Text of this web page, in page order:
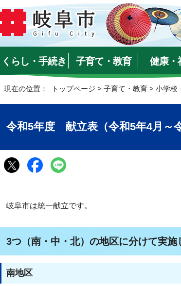
くらし・手続き 子育て・教育 健康・
現在の位置： トップページ > 子育て・教育 > 小学校
令和5年度 献立表（令和5年4月～
岐阜市は統一献立です。
3つ（南・中・北）の地区に分けて実施
南地区